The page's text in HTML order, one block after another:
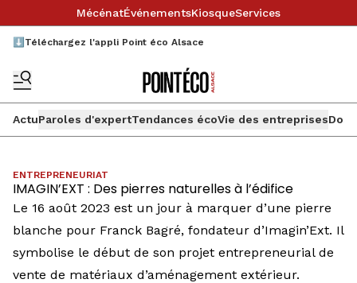
MécénatÉvénementsKiosqueServices
⬇️Téléchargez l'appli Point éco Alsace
ActuParoles d'expertTendances écoVie des entreprises
ENTREPRENEURIAT
IMAGIN’EXT : Des pierres naturelles à l’édifice
Le 16 août 2023 est un jour à marquer d’une pierre
blanche pour Franck Bagré, fondateur d’Imagin’Ext. Il
symbolise le début de son projet entrepreneurial de
vente de matériaux d’aménagement extérieur.